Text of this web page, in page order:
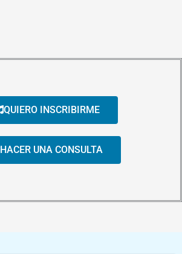
QUIERO INSCRIBIRME
HACER UNA CONSULTA